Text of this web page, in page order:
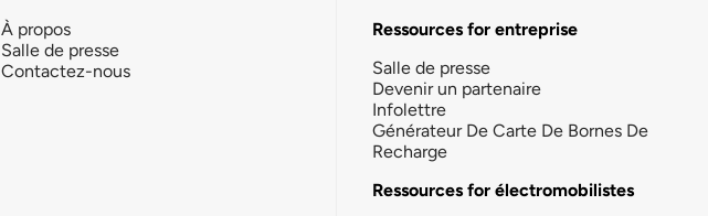
À propos
Salle de presse
Contactez-nous
Ressources for entreprise
Salle de presse
Devenir un partenaire
Infolettre
Générateur De Carte De Bornes De
Recharge
Ressources for électromobilistes